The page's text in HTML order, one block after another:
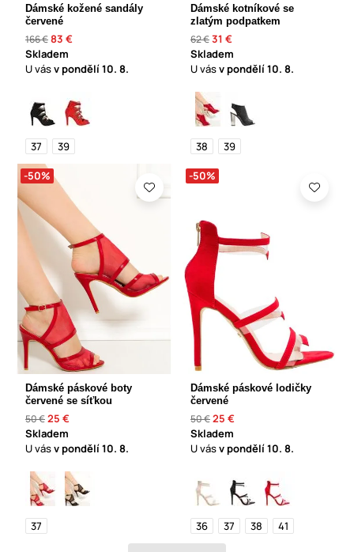
Dámské kožené sandály
červené
166 €83 €
Skladem
U vásv pondělí10. 8.
37 39
Dámské kotníkové se
zlatým podpatkem
62 €31 €
Skladem
U vásv pondělí10. 8.
38 39
-50%
Dámské páskové boty
červené se síťkou
50 €25 €
Skladem
U vásv pondělí10. 8.
37
-50%
Dámské páskové lodičky
červené
50 €25 €
Skladem
U vásv pondělí10. 8.
36 37 38 41